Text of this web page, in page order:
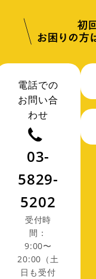
電話での
お問い合
わせ
03-
5829-
5202
受付時
間：
9:00〜
20:00（土
日も受付